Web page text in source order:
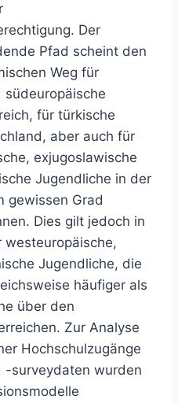
Der
Pfad scheint den
Weg für
für türkische
aber auch für
exjugoslawische
Jugendliche in der
gewissen Grad
Dies gilt jedoch in
westeuropäische,
Jugendliche, die
häufiger als
über den
Zur Analyse
Hochschulzugänge
-surveydaten wurden